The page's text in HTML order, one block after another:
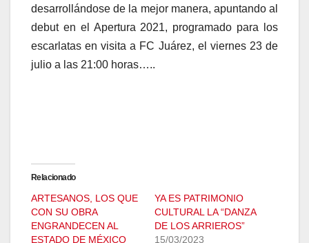
desarrollándose de la mejor manera, apuntando al
debut en el Apertura 2021, programado para los
escarlatas en visita a FC Juárez, el viernes 23 de
julio a las 21:00 horas…..
Relacionado
ARTESANOS, LOS QUE
CON SU OBRA
ENGRANDECEN AL
ESTADO DE MÉXICO
YA ES PATRIMONIO
CULTURAL LA “DANZA
DE LOS ARRIEROS”
15/03/2023